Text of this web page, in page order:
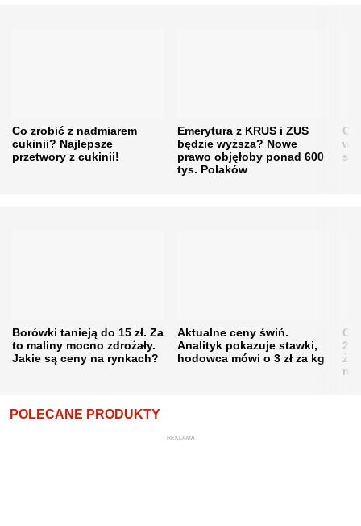
Co zrobić z nadmiarem
cukinii? Najlepsze
przetwory z cukinii!
Emerytura z KRUS i ZUS
będzie wyższa? Nowe
prawo objęłoby ponad 600
tys. Polaków
w
Borówki tanieją do 15 zł. Za
to maliny mocno zdrożały.
Jakie są ceny na rynkach?
Aktualne ceny świń.
Analityk pokazuje stawki,
hodowca mówi o 3 zł za kg
POLECANE PRODUKTY
REKLAMA